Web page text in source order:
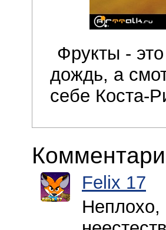
Фрукты -
дождь, а
себе Коста-
Felix 17
Неплохо,